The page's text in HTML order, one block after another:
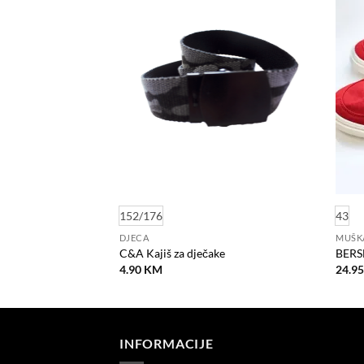
152/176
DJECA
C&A Kajiš za dječake
4.90 KM
43
24.95
INFORMACIJE